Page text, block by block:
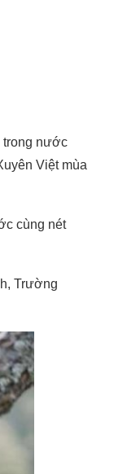
trong nước
Việt mùa
cùng nét
Trường